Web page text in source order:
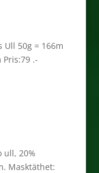
Ull 50g = 166m
.-
ull, 20%
Masktäthet: